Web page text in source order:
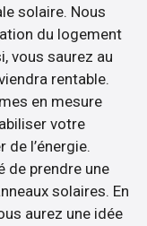
solaire. Nous
du logement
vous saurez au
rentable.
en mesure
votre
l’énergie.
de prendre une
solaires. En
aurez une idée